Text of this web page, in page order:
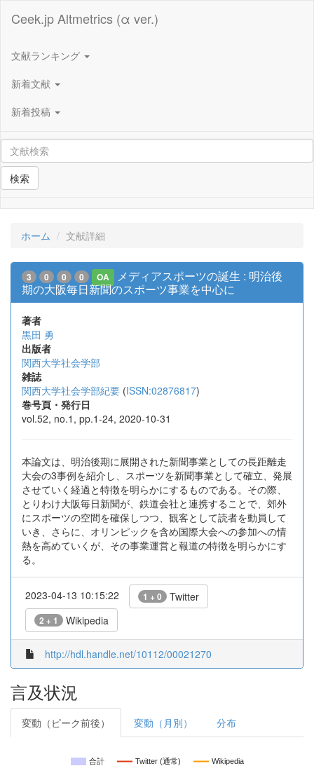
Ceek.jp Altmetrics (α ver.)
文献ランキング
新着文献
新着投稿
検索
ホーム 文献詳細
3 0 0 0 OA
メディアスポーツの誕生 : 明治後
期の大阪毎日新聞のスポーツ事業を中心に
著者
黒田 勇
出版者
関西大学社会学部
雑誌
関西大学社会学部紀要 (ISSN:02876817)
巻号頁・発行日
vol.52, no.1, pp.1-24, 2020-10-31
本論文は、明治後期に展開された新聞事業としての長距離走
大会の3事例を紹介し、スポーツを新聞事業として確立、発展
させていく経過と特徴を明らかにするものである。その際、
とりわけ大阪毎日新聞が、鉄道会社と連携することで、郊外
にスポーツの空間を確保しつつ、観客として読者を動員して
いき、さらに、オリンピックを含め国際大会への参加への情
熱を高めていくが、その事業運営と報道の特徴を明らかにす
る。
2023-04-13 10:15:22 1 + 0 Twitter
2 + 1 Wikipedia
http://hdl.handle.net/10112/00021270
言及状況
変動（ピーク前後） 変動（月別） 分布
合計 Twitter (通常) Wikipedia